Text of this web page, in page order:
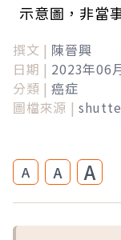
示意圖，非當
撰文 | 陳晉興
日期 | 2023年06
分類 | 癌症
圖檔來源 |
A A A